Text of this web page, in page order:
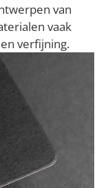
van
vaak
verfijning.